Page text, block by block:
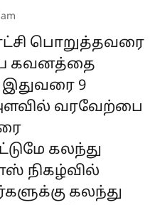
பொறுத்தவரை
கவனத்தை
இதுவரை 9
வரவேற்பை
கலந்து
நிகழ்வில்
கலந்து